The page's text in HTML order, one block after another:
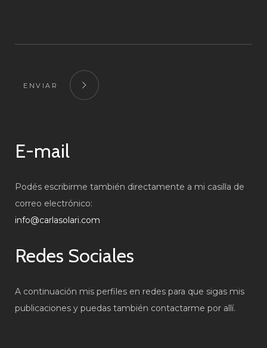
ENVIAR
E-mail
Podés escribirme también directamente a mi casilla de
correo electrónico:
info@carlasolari.com
Redes Sociales
A continuación mis perfiles en redes para que sigas mis
publicaciones y puedas también contactarme por allí.